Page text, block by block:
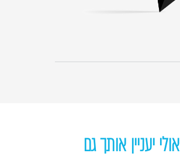
אולי יעניין אותך גם